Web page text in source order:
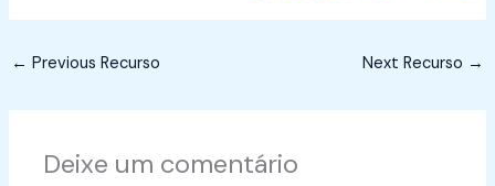
← Previous Recurso Next Recurso →
Deixe um comentário